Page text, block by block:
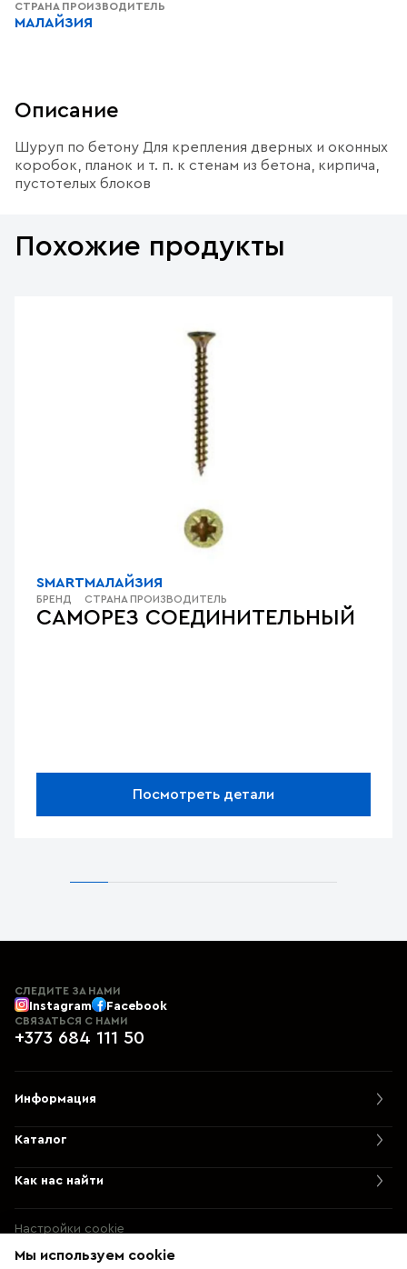
СТРАНА ПРОИЗВОДИТЕЛЬ
МАЛАЙЗИЯ
Описание
Шуруп по бетону Для крепления дверных и оконных
коробок, планок и т. п. к стенам из бетона, кирпича,
пустотелых блоков
Похожие продукты
САМОРЕЗ СОЕДИНИТЕЛЬНЫЙ
SMART
БРЕНД
МАЛАЙЗИЯ
СТРАНА ПРОИЗВОДИТЕЛЬ
Посмотреть детали
СЛЕДИТЕ ЗА НАМИ
Instagram Facebook
СВЯЗАТЬСЯ С НАМИ
+373 684 111 50
Информация
Каталог
Как нас найти
Настройки cookie
Политика использования cookie
Мы используем cookie